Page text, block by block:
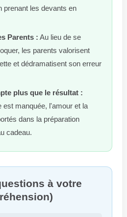
prenant les devants en
Parents : Au lieu de se
les parents valorisent
et dédramatisent son erreur
plus que le résultat :
est manquée, l'amour et la
dans la préparation
cadeau.
à votre